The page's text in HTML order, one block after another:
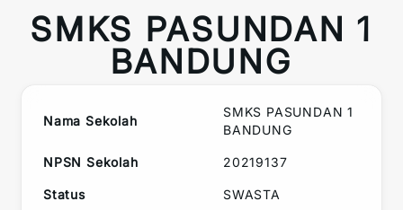
SMKS PASUNDAN 1
BANDUNG
Nama Sekolah
SMKS PASUNDAN 1
BANDUNG
NPSN Sekolah 20219137
Status SWASTA